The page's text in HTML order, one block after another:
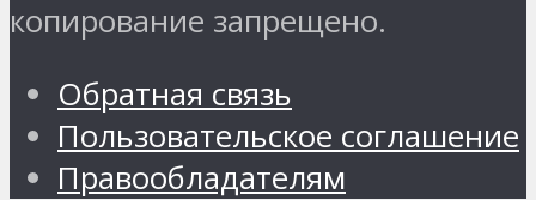
копирование запрещено.
Обратная связь
Пользовательское соглашение
Правообладателям